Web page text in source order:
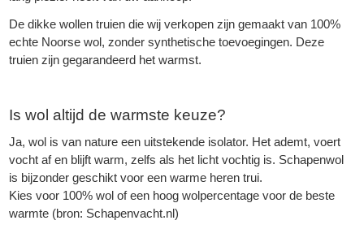
De dikke wollen truien die wij verkopen zijn gemaakt van 100%
echte Noorse wol, zonder synthetische toevoegingen. Deze
truien zijn gegarandeerd het warmst.
Is wol altijd de warmste keuze?
Ja, wol is van nature een uitstekende isolator. Het ademt, voert
vocht af en blijft warm, zelfs als het licht vochtig is. Schapenwol
is bijzonder geschikt voor een warme heren trui.
Kies voor 100% wol of een hoog wolpercentage voor de beste
warmte (bron: Schapenvacht.nl)